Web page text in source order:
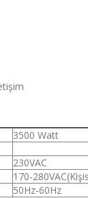
3500 Watt
230VAC
170-
50Hz-60Hz